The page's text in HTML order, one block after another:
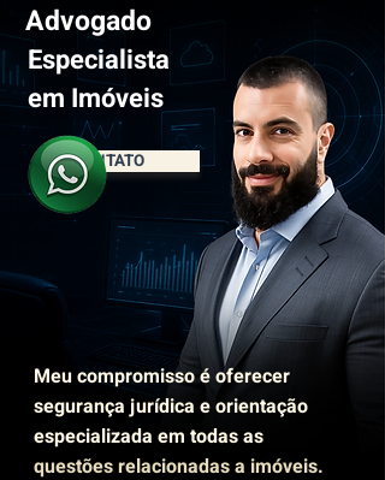
Advogado
Especialista
em Imóveis
CONTATO
Meu compromisso é oferecer
segurança jurídica e orientação
especializada em todas as
questões relacionadas a imóveis.